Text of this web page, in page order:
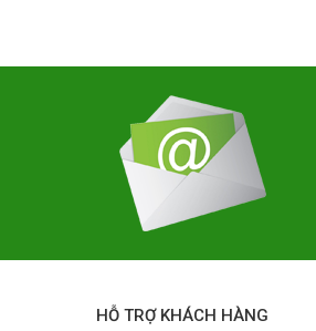
HỖ TRỢ KHÁCH HÀNG